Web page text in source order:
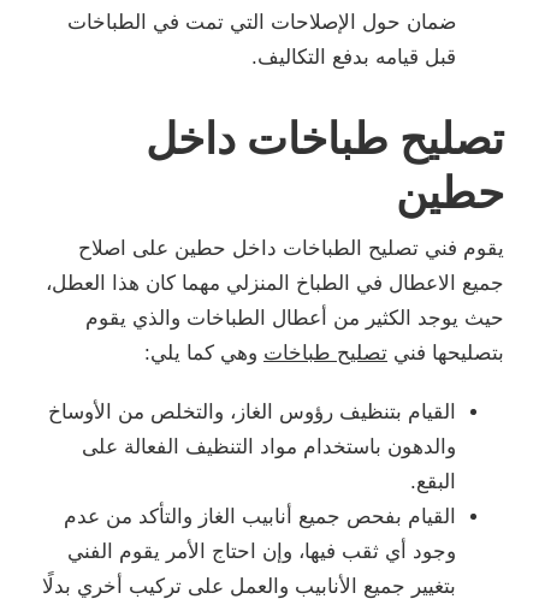
ضمان حول الإصلاحات التي تمت في الطباخات
قبل قيامه بدفع التكاليف.
تصليح طباخات داخل
حطين
يقوم فني تصليح الطباخات داخل حطين على اصلاح
جميع الاعطال في الطباخ المنزلي مهما كان هذا العطل،
حيث يوجد الكثير من أعطال الطباخات والذي يقوم
بتصليحها فني تصليح طباخات وهي كما يلي:
القيام بتنظيف رؤوس الغاز، والتخلص من الأوساخ
والدهون باستخدام مواد التنظيف الفعالة على
البقع.
القيام بفحص جميع أنابيب الغاز والتأكد من عدم
وجود أي ثقب فيها، وإن احتاج الأمر يقوم الفني
بتغيير جميع الأنابيب والعمل على تركيب أخري بدلًا